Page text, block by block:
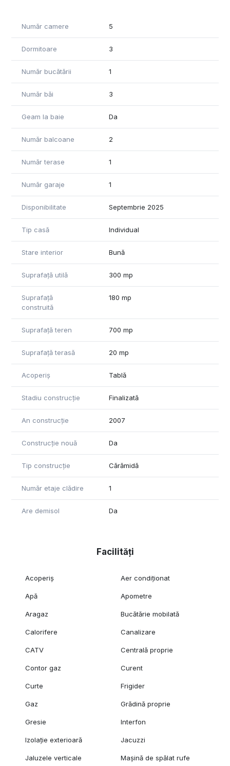
Disponibilitate proprietate: La cerere
Număr camere 5
Dormitoare 3
Număr bucătării 1
Număr băi 3
Geam la baie Da
Număr balcoane 2
Număr terase 1
Număr garaje 1
Disponibilitate Septembrie 2025
Tip casă Individual
Stare interior Bună
Suprafață utilă 300 mp
Suprafață
construită
180 mp
Suprafață teren 700 mp
Suprafață terasă 20 mp
Acoperiș Tablă
Stadiu construcție Finalizată
An construcție 2007
Construcție nouă Da
Tip construcție Cărămidă
Număr etaje clădire 1
Are demisol Da
Facilități
Acoperiș Aer condiționat
Apă Apometre
Aragaz Bucătărie mobilată
Calorifere Canalizare
CATV Centrală proprie
Contor gaz Curent
Curte Frigider
Gaz Grădină proprie
Gresie Interfon
Izolație exterioară Jacuzzi
Jaluzele verticale Mașină de spălat rufe